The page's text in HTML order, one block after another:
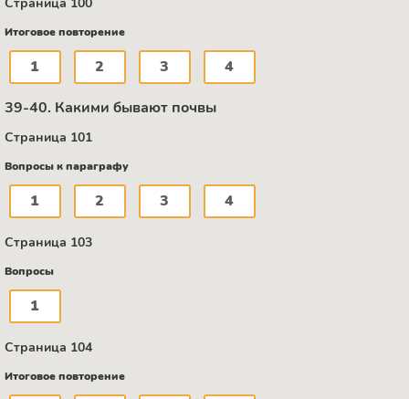
Итоговое повторение
1 2 3 4
39-40. Какими бывают почвы
Страница 101
Вопросы к параграфу
1 2 3 4
Страница 103
Вопросы
1
Страница 104
Итоговое повторение